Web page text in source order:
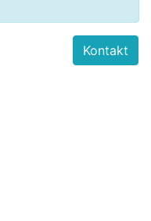
Kontakt